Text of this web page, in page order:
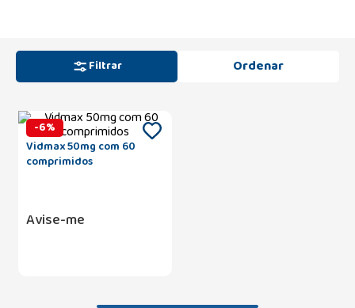
Filtrar
-6%
Vidmax 50mg com 60
comprimidos
Avise-me